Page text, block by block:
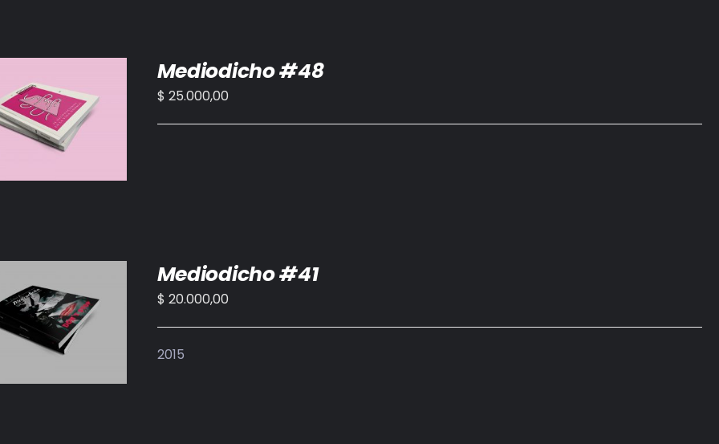
AL CARRITO
DETALLES
Mediodicho #48
$ 25.000,00
AL CARRITO
DETALLES
Mediodicho #41
$ 20.000,00
2015